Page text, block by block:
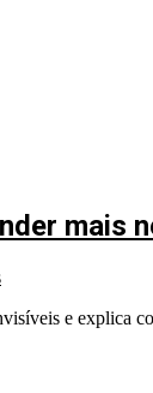
mais
e explica